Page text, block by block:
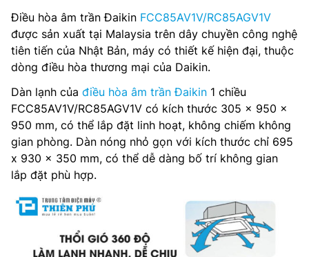
Gas sử dụng: R32
Nguồn điện: 220 – 240 V, 1 pha, 50-60 Hz
Kích thước dàn lạnh: 246 x 840 x 840 mm
Kích thước panel: 305 x 950 x 950 mm
Kích thước dàn nóng: 695 x 930 x 350 mm
Khối lượng dàn lạnh: 22 Kg
Nhà sản xuất: Daikin
Điều hòa âm trần Đaikin FCC85AV1V/RC85AGV1V
được sản xuất tại Malaysia trên dây chuyền công nghệ
tiên tiến của Nhật Bản, máy có thiết kế hiện đại, thuộc
dòng điều hòa thương mại của Daikin.
Dàn lạnh của điều hòa âm trần Đaikin 1 chiều
FCC85AV1V/RC85AGV1V có kích thước 305 x 950 x
950 mm, có thể lắp đặt linh hoạt, không chiếm không
gian phòng. Dàn nóng nhỏ gọn với kích thước chỉ 695
x 930 x 350 mm, có thể dễ dàng bố trí không gian
lắp đặt phù hợp.